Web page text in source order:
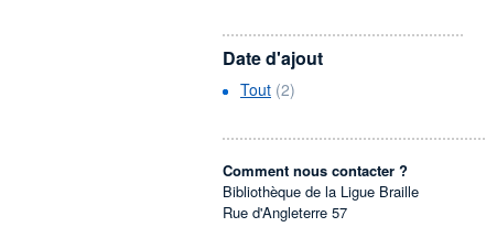
Date d'ajout
Tout (2)
Comment nous contacter ?
Bibliothèque de la Ligue Braille
Rue d'Angleterre 57